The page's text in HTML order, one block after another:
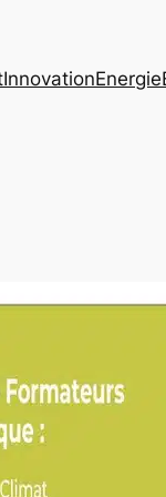
InnovationEnergie